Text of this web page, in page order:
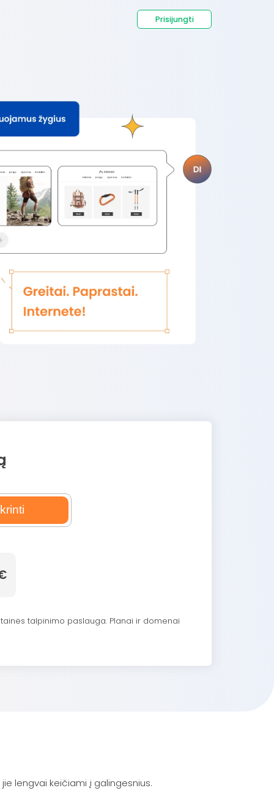
Prisijungti
talpinimo paslauga. Planai ir domenai
lengvai keičiami į galingesnius.